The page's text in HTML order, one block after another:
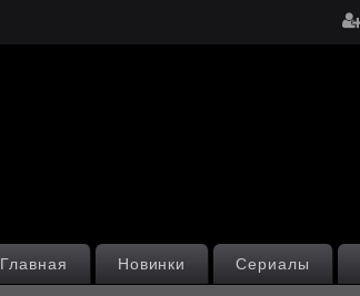
Сериалы
Новинки
Главная